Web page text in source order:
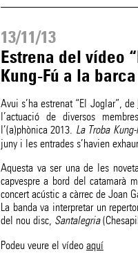
13/11/13
Estrena del vídeo
Kung-Fú a la
Avui s’ha estrenat “El Joglar”, de
l’actuació de diversos
l’(a)phònica 2013. La Troba
juny i les entrades s’havien
Aquesta va ser una de les
capvespre a bord del catamarà
concert acústic a càrrec de Joan
La banda va interpretar un
del nou disc, Santalegria
Podeu veure el vídeo aquí